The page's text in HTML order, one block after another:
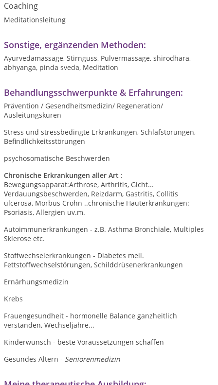
Coaching
Meditationsleitung
Sonstige, ergänzenden Methoden:
Ayurvedamassage, Stirnguss, Pulvermassage, shirodhara,
abhyanga, pinda sveda, Meditation
Behandlungsschwerpunkte & Erfahrungen:
Prävention / Gesendheitsmedizin/ Regeneration/
Ausleitungskuren
Stress und stressbedingte Erkrankungen, Schlafstörungen,
Befindlichkeitsstörungen
psychosomatische Beschwerden
Chronische Erkrankungen aller Art :
Bewegungsapparat:Arthrose, Arthritis, Gicht...
Verdauungsbeschwerden, Reizdarm, Gastritis, Collitis
ulcerosa, Morbus Crohn ..chronische Hauterkrankungen:
Psoriasis, Allergien uv.m.
Autoimmunerkrankungen - z.B. Asthma Bronchiale, Multiples
Sklerose etc.
Stoffwechselerkrankungen - Diabetes mell.
Fettstoffwechselstörungen, Schilddrüsenerkrankungen
Ernärhungsmedizin
Krebs
Frauengesundheit - hormonelle Balance ganzheitlich
verstanden, Wechseljahre...
Kinderwunsch - beste Voraussetzungen schaffen
Gesundes Altern - Seniorenmedizin